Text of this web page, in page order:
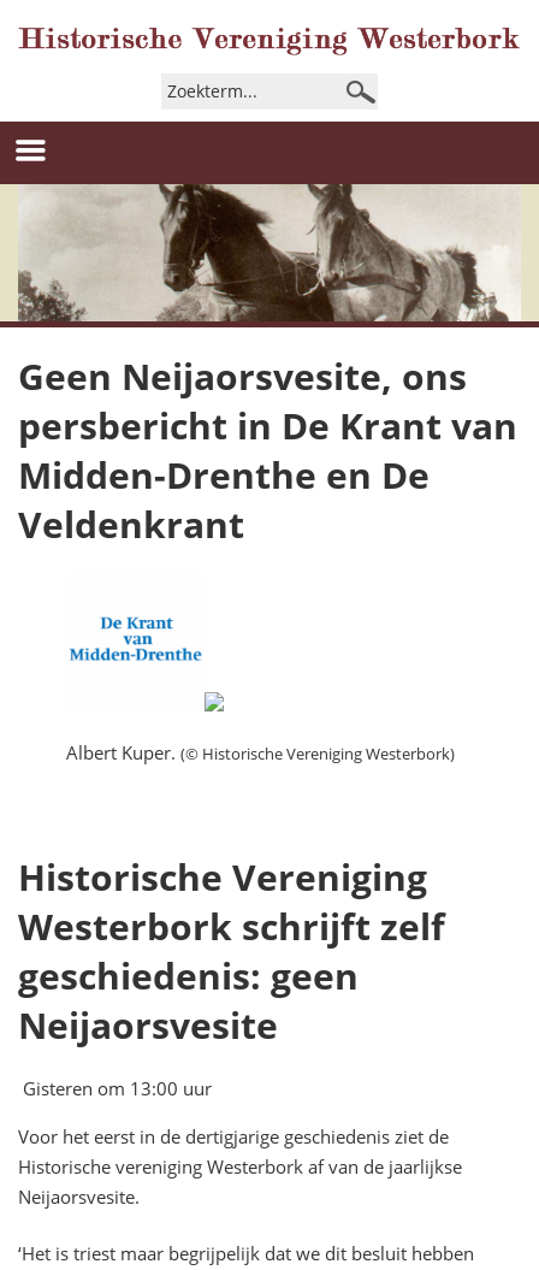
Geen Neijaorsvesite, ons
persbericht in De Krant van
Midden-Drenthe en De
Veldenkrant
Albert Kuper. (© Historische Vereniging Westerbork)
Historische Vereniging
Westerbork schrijft zelf
geschiedenis: geen
Neijaorsvesite
Gisteren om 13:00 uur
Voor het eerst in de dertigjarige geschiedenis ziet de
Historische vereniging Westerbork af van de jaarlijkse
Neijaorsvesite.
‘Het is triest maar begrijpelijk dat we dit besluit hebben